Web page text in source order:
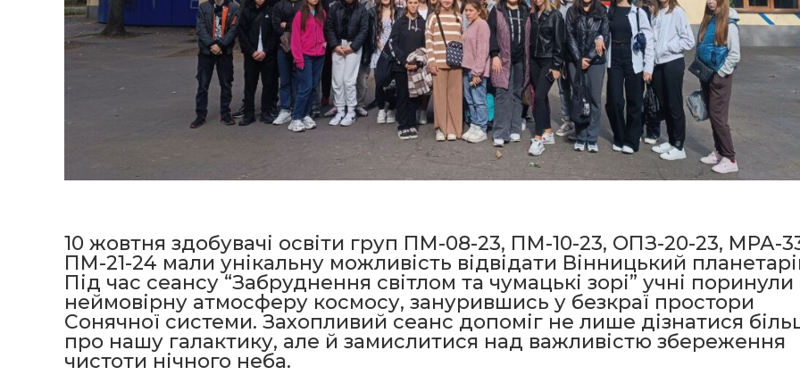
10 жовтня здобувачі освіти груп ПМ-08-23, ПМ-10-23, ОПЗ-20-23, МРА-
ПМ-21-24 мали унікальну можливість відвідати Вінницький
Під час сеансу “Забруднення світлом та чумацькі зорі” учні поринули
неймовірну атмосферу космосу, занурившись у безкраї простори
Сонячної системи. Захопливий сеанс допоміг не лише дізнатися
про нашу галактику, але й замислитися над важливістю збереження
чистоти нічного неба.